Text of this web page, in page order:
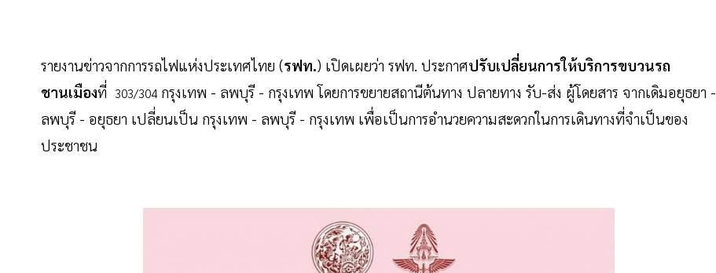
รายงานข่าวจากการรถไฟแห่งประเทศไทย (รฟท.) เปิดเผยว่า รฟท. ประกาศปรับเปลี่ยนการให้บริการขบวนรถ
ชานเมืองที่ 303/304 กรุงเทพ - ลพบุรี - กรุงเทพ โดยการขยายสถานีต้นทาง ปลายทาง รับ-ส่ง ผู้โดยสาร จากเดิมอยุธยา -
ลพบุรี - อยุธยา เปลี่ยนเป็น กรุงเทพ - ลพบุรี - กรุงเทพ เพื่อเป็นการอำนวยความสะดวกในการเดินทางที่จำเป็นของ
ประชาชน